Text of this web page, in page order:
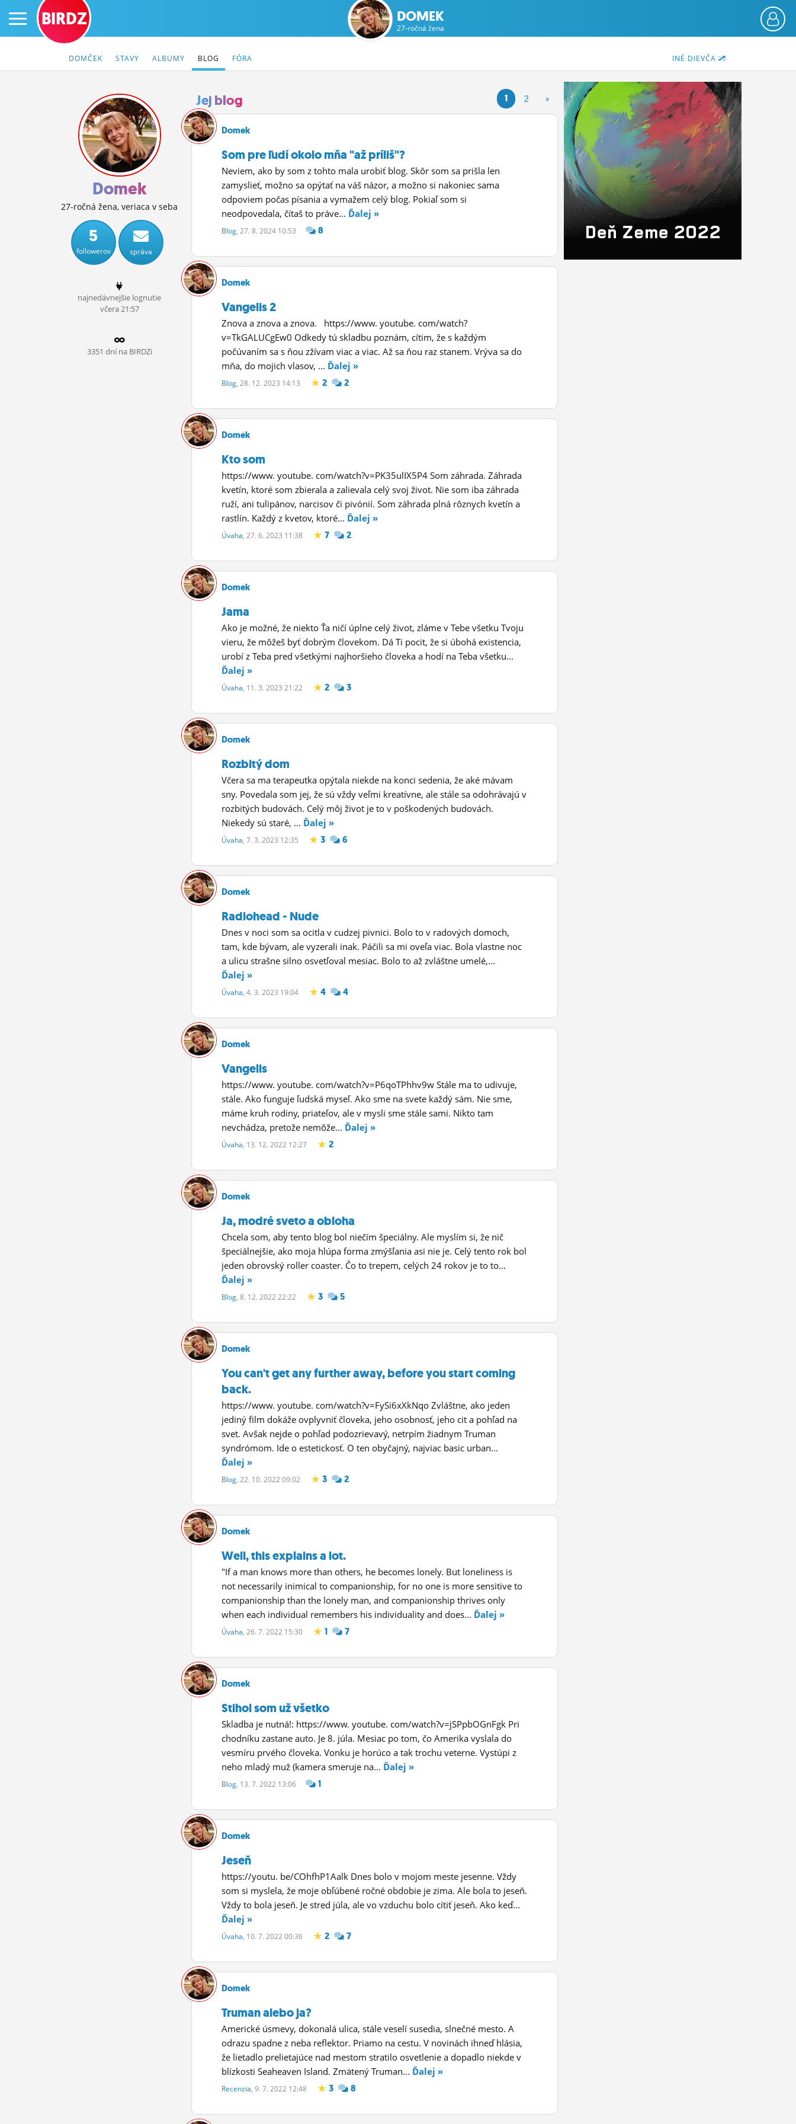
PRIHLÁS SA
ČINŽIAK
STATUSY
BLOGY
OBRÁZKY
MÔJ PROFIL
ROLETA
BIRDZ DOMEK
27-ročná žena
INÉ DIEVČA
DOMČEK STAVY ALBUMY BLOG FÓRA
Domek
27-ročná žena, veriaca v seba
5
followerov správa
najnedávnejšie lognutie
včera 21:57
3351 dní na BIRDZi
Jej blog 1 2 »
Domek
Som pre ľudí okolo mňa "až príliš"?
Neviem, ako by som z tohto mala urobiť blog. Skôr som sa prišla len
zamyslieť, možno sa opýtať na váš názor, a možno si nakoniec sama
odpoviem počas písania a vymažem celý blog. Pokiaľ som si
neodpovedala, čítaš to práve... Ďalej »
Blog, 27. 8. 2024 10:53 8
Domek
Vangelis 2
Znova a znova a znova. https://www. youtube. com/watch?
v=TkGALUCgEw0 Odkedy tú skladbu poznám, cítim, že s každým
počúvaním sa s ňou zžívam viac a viac. Až sa ňou raz stanem. Vrýva sa do
mňa, do mojich vlasov, ... Ďalej »
Blog, 28. 12. 2023 14:13 2 2
Domek
Kto som
https://www. youtube. com/watch?v=PK35ulIX5P4 Som záhrada. Záhrada
kvetín, ktoré som zbierala a zalievala celý svoj život. Nie som iba záhrada
ruží, ani tulipánov, narcisov či pivónií. Som záhrada plná rôznych kvetín a
rastlín. Každý z kvetov, ktoré... Ďalej »
Úvaha, 27. 6. 2023 11:38 7 2
Domek
Jama
Ako je možné, že niekto Ťa ničí úplne celý život, zláme v Tebe všetku Tvoju
vieru, že môžeš byť dobrým človekom. Dá Ti pocit, že si úbohá existencia,
urobí z Teba pred všetkými najhoršieho človeka a hodí na Teba všetku...
Ďalej »
Úvaha, 11. 3. 2023 21:22 2 3
Domek
Rozbitý dom
Včera sa ma terapeutka opýtala niekde na konci sedenia, že aké mávam
sny. Povedala som jej, že sú vždy veľmi kreatívne, ale stále sa odohrávajú v
rozbitých budovách. Celý môj život je to v poškodených budovách.
Niekedy sú staré, ... Ďalej »
Úvaha, 7. 3. 2023 12:35 3 6
Domek
Radiohead - Nude
Dnes v noci som sa ocitla v cudzej pivnici. Bolo to v radových domoch,
tam, kde bývam, ale vyzerali inak. Páčili sa mi oveľa viac. Bola vlastne noc
a ulicu strašne silno osvetľoval mesiac. Bolo to až zvláštne umelé,...
Ďalej »
Úvaha, 4. 3. 2023 19:04 4 4
Domek
Vangelis
https://www. youtube. com/watch?v=P6qoTPhhv9w Stále ma to udivuje,
stále. Ako funguje ľudská myseľ. Ako sme na svete každý sám. Nie sme,
máme kruh rodiny, priateľov, ale v mysli sme stále sami. Nikto tam
nevchádza, pretože nemôže... Ďalej »
Úvaha, 13. 12. 2022 12:27 2
Domek
Ja, modré sveto a obloha
Chcela som, aby tento blog bol niečím špeciálny. Ale myslím si, že nič
špeciálnejšie, ako moja hlúpa forma zmýšľania asi nie je. Celý tento rok bol
jeden obrovský roller coaster. Čo to trepem, celých 24 rokov je to to...
Ďalej »
Blog, 8. 12. 2022 22:22 3 5
Domek
You can't get any further away, before you start coming
back.
https://www. youtube. com/watch?v=FySi6xXkNqo Zvláštne, ako jeden
jediný film dokáže ovplyvniť človeka, jeho osobnosť, jeho cit a pohľad na
svet. Avšak nejde o pohľad podozrievavý, netrpím žiadnym Truman
syndrómom. Ide o estetickosť. O ten obyčajný, najviac basic urban...
Ďalej »
Blog, 22. 10. 2022 09:02 3 2
Domek
Well, this explains a lot.
"If a man knows more than others, he becomes lonely. But loneliness is
not necessarily inimical to companionship, for no one is more sensitive to
companionship than the lonely man, and companionship thrives only
when each individual remembers his individuality and does... Ďalej »
Úvaha, 26. 7. 2022 15:30 1 7
Domek
Stihol som už všetko
Skladba je nutná!: https://www. youtube. com/watch?v=jSPpbOGnFgk Pri
chodníku zastane auto. Je 8. júla. Mesiac po tom, čo Amerika vyslala do
vesmíru prvého človeka. Vonku je horúco a tak trochu veterne. Vystúpi z
neho mladý muž (kamera smeruje na... Ďalej »
Blog, 13. 7. 2022 13:06 1
Domek
Jeseň
https://youtu. be/COhfhP1Aalk Dnes bolo v mojom meste jesenne. Vždy
som si myslela, že moje obľúbené ročné obdobie je zima. Ale bola to jeseň.
Vždy to bola jeseň. Je stred júla, ale vo vzduchu bolo cítiť jeseň. Ako keď...
Ďalej »
Úvaha, 10. 7. 2022 00:36 2 7
Domek
Truman alebo ja?
Americké úsmevy, dokonalá ulica, stále veselí susedia, slnečné mesto. A
odrazu spadne z neba reflektor. Priamo na cestu. V novinách ihneď hlásia,
že lietadlo prelietajúce nad mestom stratilo osvetlenie a dopadlo niekde v
blízkosti Seaheaven Island. Zmätený Truman... Ďalej »
Recenzia, 9. 7. 2022 12:48 3 8